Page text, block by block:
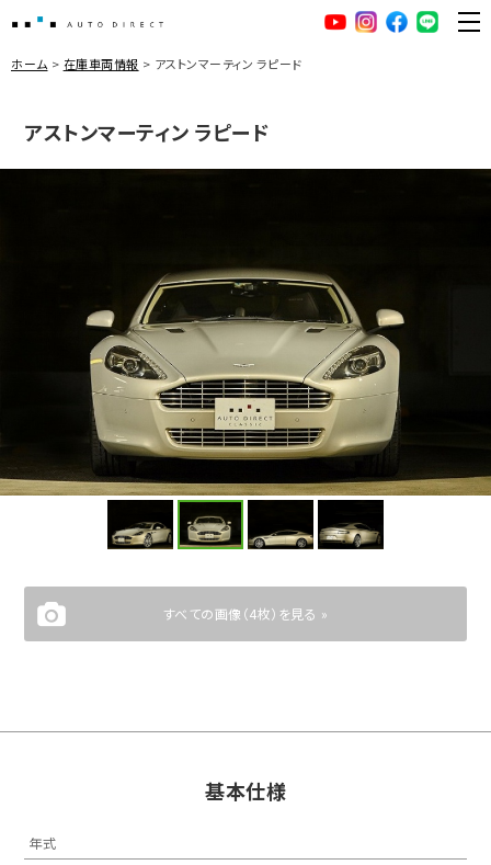
AUTO DIRECT YouTubeInstagramfacebook
LINE
ホーム 在庫車両情報 アストンマーティン ラピード
アストンマーティン ラピード
すべての画像（4枚）を見る »
基本仕様
年式